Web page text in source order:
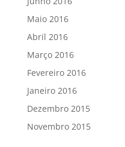
Maio 2016
Abril 2016
Março 2016
Fevereiro 2016
Janeiro 2016
Dezembro 2015
Novembro 2015